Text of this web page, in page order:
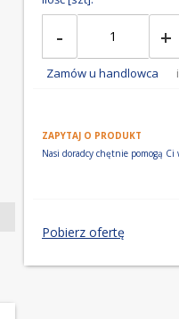
- +
Zamów u handlowca
ZAPYTAJ O PRODUKT
Nasi doradcy chętnie pomogą Ci
Pobierz ofertę